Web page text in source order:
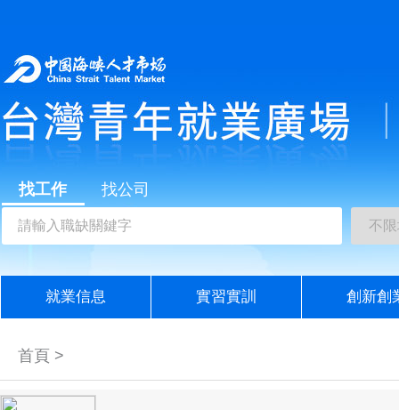
找工作 找公司
就業信息 實習實訓 創新創
首頁 >